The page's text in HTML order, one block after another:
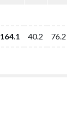
164.1 40.2 76.2
164.1 40.2 76.2